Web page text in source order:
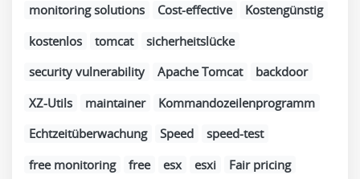
monitoring solutions
Cost-effective
Kostengünstig
kostenlos
tomcat
sicherheitslücke
security vulnerability
Apache Tomcat
backdoor
XZ-Utils
maintainer
Kommandozeilenprogramm
Echtzeitüberwachung
Speed
speed-test
free monitoring
free esx esxi
Fair pricing